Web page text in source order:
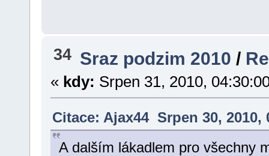
34 Sraz podzim 2010 /
« kdy: Srpen 31, 2010,
Citace: Ajax44 Srpen 30, 2010,
A dalším lákadlem pro všechny